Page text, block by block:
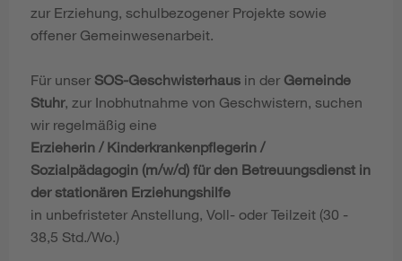
zur Erziehung, schulbezogener Projekte sowie
offener Gemeinwesenarbeit.
Für unser SOS-Geschwisterhaus in der Gemeinde
Stuhr, zur Inobhutnahme von Geschwistern, suchen
wir regelmäßig eine
Erzieherin / Kinderkrankenpflegerin /
Sozialpädagogin (m/w/d) für den Betreuungsdienst in
der stationären Erziehungshilfe
in unbefristeter Anstellung, Voll- oder Teilzeit (30 -
38,5 Std./Wo.)